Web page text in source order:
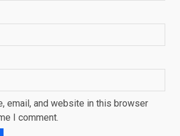
email, and website in this browser
I comment.